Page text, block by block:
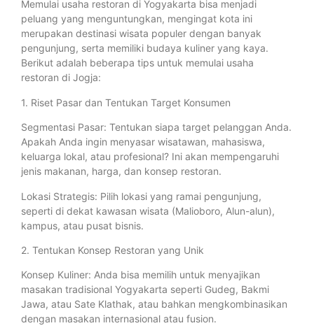
Memulai usaha restoran di Yogyakarta bisa menjadi
peluang yang menguntungkan, mengingat kota ini
merupakan destinasi wisata populer dengan banyak
pengunjung, serta memiliki budaya kuliner yang kaya.
Berikut adalah beberapa tips untuk memulai usaha
restoran di Jogja:
1. Riset Pasar dan Tentukan Target Konsumen
Segmentasi Pasar: Tentukan siapa target pelanggan Anda.
Apakah Anda ingin menyasar wisatawan, mahasiswa,
keluarga lokal, atau profesional? Ini akan mempengaruhi
jenis makanan, harga, dan konsep restoran.
Lokasi Strategis: Pilih lokasi yang ramai pengunjung,
seperti di dekat kawasan wisata (Malioboro, Alun-alun),
kampus, atau pusat bisnis.
2. Tentukan Konsep Restoran yang Unik
Konsep Kuliner: Anda bisa memilih untuk menyajikan
masakan tradisional Yogyakarta seperti Gudeg, Bakmi
Jawa, atau Sate Klathak, atau bahkan mengkombinasikan
dengan masakan internasional atau fusion.